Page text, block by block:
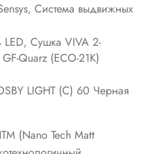
Система выдвижных
LED, Сушка VIVA 2-
Quarz (ECO-21K)
LIGHT (C) 60 Черная
(Nano Tech Matt